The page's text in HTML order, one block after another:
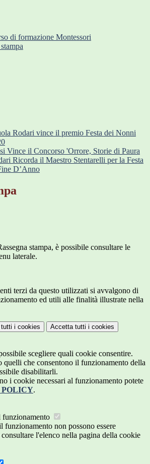
di formazione Montessori
Rodari vince il premio Festa dei Nonni
Vince il Concorso 'Orrore, Storie di Paura
Ricorda il Maestro Stentarelli per la Festa
D’Anno
stampa, è possibile consultare le
laterale.
terzi da questo utilizzati si avvalgono di
ed utili alle finalità illustrate nella
tutti i cookies Accetta tutti i cookies
scegliere quali cookie consentire.
quelli che consentono il funzionamento della
disabilitarli.
i cookie necessari al funzionamento potete
POLICY.
funzionamento
funzionamento non possono essere
l'elenco nella pagina della cookie